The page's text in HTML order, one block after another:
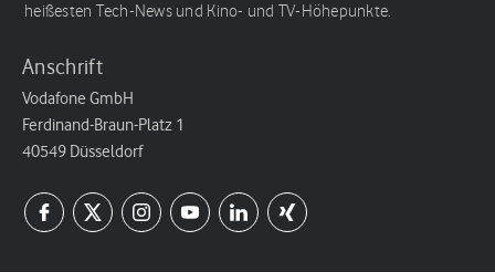
heißesten Tech-News und Kino- und TV-Höhepunkte.
Anschrift
Vodafone GmbH
Ferdinand-Braun-Platz 1
40549 Düsseldorf